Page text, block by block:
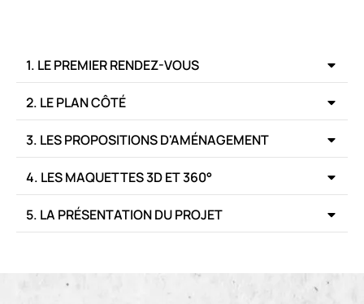
1. LE PREMIER RENDEZ-VOUS
2. LE PLAN CÔTÉ
3. LES PROPOSITIONS D'AMÉNAGEMENT
4. LES MAQUETTES 3D ET 360°
5. LA PRÉSENTATION DU PROJET